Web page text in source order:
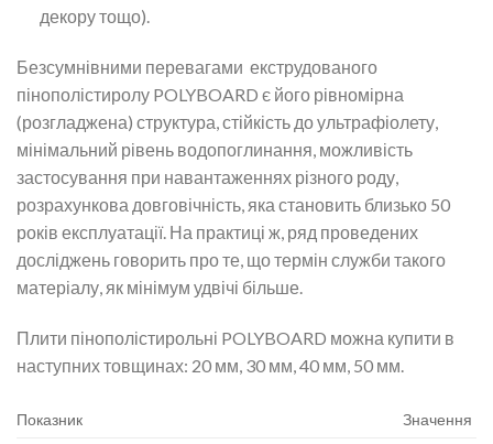
декору тощо).
Безсумнівними перевагами екструдованого
пінополістиролу POLYBOARD є його рівномірна
(розгладжена) структура, стійкість до ультрафіолету,
мінімальний рівень водопоглинання, можливість
застосування при навантаженнях різного роду,
розрахункова довговічність, яка становить близько 50
років експлуатації. На практиці ж, ряд проведених
досліджень говорить про те, що термін служби такого
матеріалу, як мінімум удвічі більше.
Плити пінополістирольні POLYBOARD можна купити в
наступних товщинах: 20 мм, 30 мм, 40 мм, 50 мм.
Показник
Значення